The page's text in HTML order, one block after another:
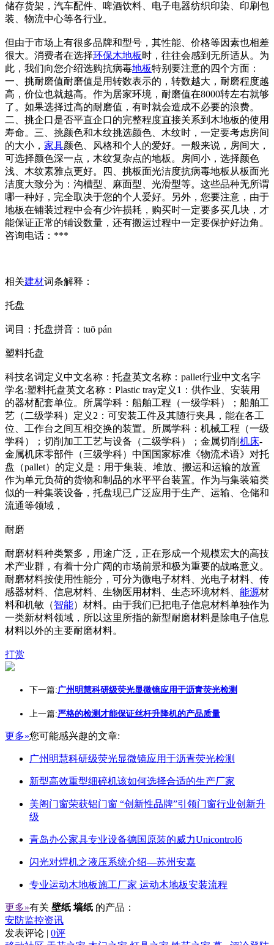
储存货架，汽车配件、啤酒饮料、电子电器纺织印染、印刷包
装、物流中心等各行业。
但由于市场上有很多品牌和型号，其性能、价格等因素也相差
很大。消费者在选择环保木地板时，往往会感到无所适从。为
此，我们向您介绍选购抗病毒地板特别要注意的四个方面：
一、挑耐磨值耐磨值是用转数表示的，转数越大，耐磨程度越
高，价位也就越高。作为居家环境，耐磨值在8000转左右就够
了。如果选择过高的耐磨值，有时就会造成不必要的浪费。
二、挑企口是否平直企口的完整程度直接关系到木地板的使用
寿命。三、挑颜色和木纹挑选颜色、木纹时，一定要考虑房间
的大小， 家具颜色、风格和个人的爱好。一般来说，房间大，
可选择颜色深一点，木纹复杂点的地板。房间小，选择颜色
浅、木纹素雅点更好。四、挑板面光洁度抗病毒地板从板面光
洁度大致分为：沟槽型、麻面型、光滑型等。这些品种无所谓
哪一种好，完全取决于您的个人爱好。另外，您要注意，由于
地板在铺装过程中会有少许损耗，购买时一定要多买几块，才
能保证正常的铺设数量，还有搬运过程中一定要保护好边角。
咨询电话：***
相关建材词条解释：
托盘
词目：托盘拼音：tuō pán
塑料托盘
科技名词定义中文名称：托盘英文名称：pallet行业中文名字
学名:塑料托盘英文名称：Plastic tray定义1：供作业、安装用
的器材配套单位。所属学科：船舶工程（一级学科）；船舶工
艺（二级学科）定义2：可安装工件及其随行夹具，能在各工
位、工作台之间互相交换的装置。所属学科：机械工程（一级
学科）；切削加工工艺与设备（二级学科）；金属切削 机床-
金属机床零部件（三级学科）中国国家标准《物流术语》对托
盘（pallet）的定义是：用于集装、堆放、搬运和运输的放置
作为单元负荷的货物和制品的水平平台装置。作为与集装箱类
似的一种集装设备，托盘现已广泛应用于生产、运输、仓储和
流通等领域，
耐磨
耐磨材料种类繁多，用途广泛，正在形成一个规模宏大的高技
术产业群，有着十分广阔的市场前景和极为重要的战略意义。
耐磨材料按使用性能分，可分为微电子材料、光电子材料、传
感器材料、信息材料、生物医用材料、生态环境材料、 能源材
料和机敏（智能）材料。由于我们已把电子信息材料单独作为
一类新材料领域，所以这里所指的新型耐磨材料是除电子信息
材料以外的主要耐磨材料。
打赏
下一篇:广州明慧科研级荧光显微镜应用于沥青荧光检测
上一篇:严格的检测才能保证丝杆升降机的产品质量
更多»您可能感兴趣的文章:
广州明慧科研级荧光显微镜应用于沥青荧光检测
新型高效重型细碎机该如何选择合适的生产厂家
美阁门窗荣获铝门窗 “创新性品牌”引领门窗行业创新升
级
青岛办公家具专业设备德国原装的威力Unicontrol6
闪光对焊机之液压系统介绍—苏州安嘉
专业运动木地板施工厂家 运动木地板安装流程
更多»有关 壁纸 墙纸 的产品：
安防监控资讯
发表评论 | 0评